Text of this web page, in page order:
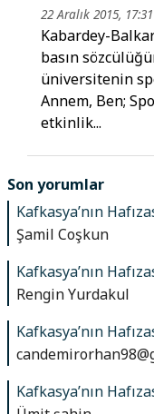
22 Aralık 2015, 17:31
Kabardey-
basın
üniversitenin
Annem, Ben;
etkinlik...
Son yorumlar
Kafkasya’nın
Şamil Coşkun
Kafkasya’nın
Rengin Yurdakul
Kafkasya’nın
Kafkasya’nın